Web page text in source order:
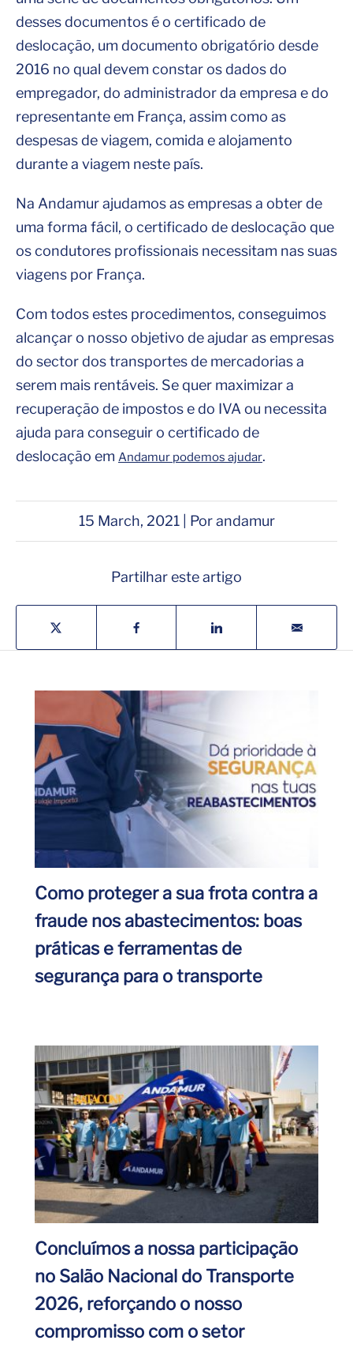
desses documentos é o certificado de
deslocação, um documento obrigatório desde
2016 no qual devem constar os dados do
empregador, do administrador da empresa e do
representante em França, assim como as
despesas de viagem, comida e alojamento
durante a viagem neste país.
Na Andamur ajudamos as empresas a obter de
uma forma fácil, o certificado de deslocação que
os condutores profissionais necessitam nas suas
viagens por França.
Com todos estes procedimentos, conseguimos
alcançar o nosso objetivo de ajudar as empresas
do sector dos transportes de mercadorias a
serem mais rentáveis. Se quer maximizar a
recuperação de impostos e do IVA ou necessita
ajuda para conseguir o certificado de
deslocação em Andamur podemos ajudar.
15 March, 2021 | Por andamur
Partilhar este artigo
Como proteger a sua frota contra a
fraude nos abastecimentos: boas
práticas e ferramentas de
segurança para o transporte
Concluímos a nossa participação
no Salão Nacional do Transporte
2026, reforçando o nosso
compromisso com o setor